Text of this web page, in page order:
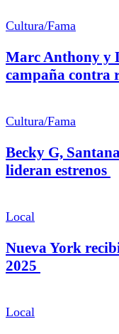
Cultura/Fama
Marc Anthony y
campaña contra
Cultura/Fama
Becky G,
lideran estrenos
Local
Nueva York
2025
Local